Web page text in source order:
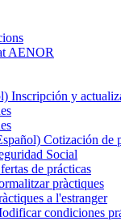
AENOR
Inscripción y
Cotización de
Social
de prácticas
pràctiques
a l'estranger
condiciones